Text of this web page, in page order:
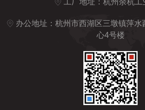
办公地址：杭州市西湖区三墩镇萍水
心4号楼